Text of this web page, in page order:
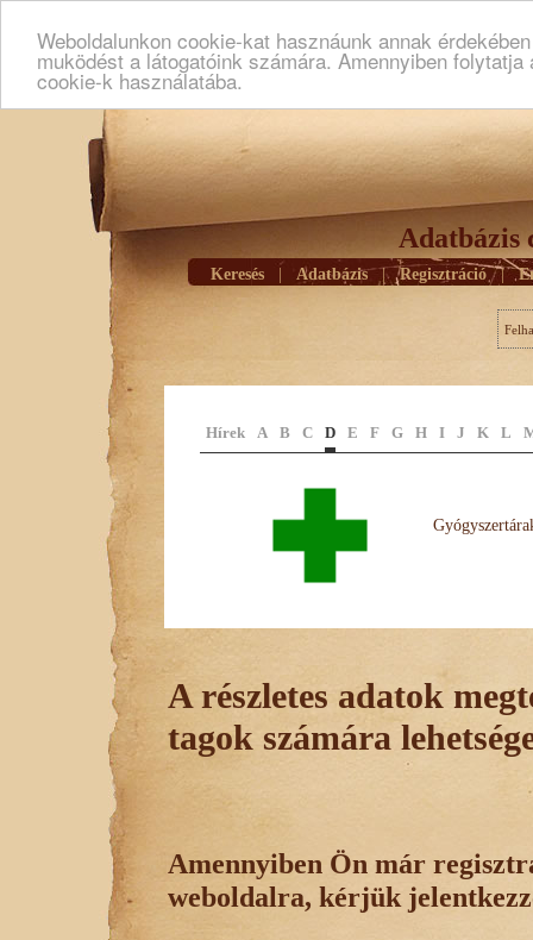
Weboldalunkon cookie-kat hasznáunk annak
muködést a látogatóink számára. Amennyiben
cookie-k használatába.
Adatbázis
Keresés Adatbázis | Regisztráció |
Hírek A B C D E F G H I J K L
A részletes adatok
tagok számára
Amennyiben Ön már
weboldalra, kérjük